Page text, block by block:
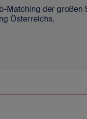
Matching der großen
Österreichs.